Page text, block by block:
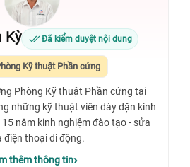
Kỳ Đã kiểm duyệt nội dung
Kỹ thuật Phần cứng
Phòng Kỹ thuật Phần cứng tại
những kỹ thuật viên dày dặn kinh
năm kinh nghiệm đào tạo - sửa
điện thoại di động.
thêm thông tin